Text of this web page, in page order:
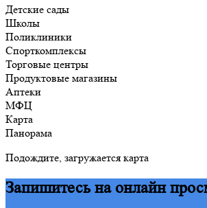
Детские сады
Школы
Поликлиники
Спорткомплексы
Торговые центры
Продуктовые магазины
Аптеки
МФЦ
Карта
Панорама
Подождите, загружается карта
Запишитесь на онлайн